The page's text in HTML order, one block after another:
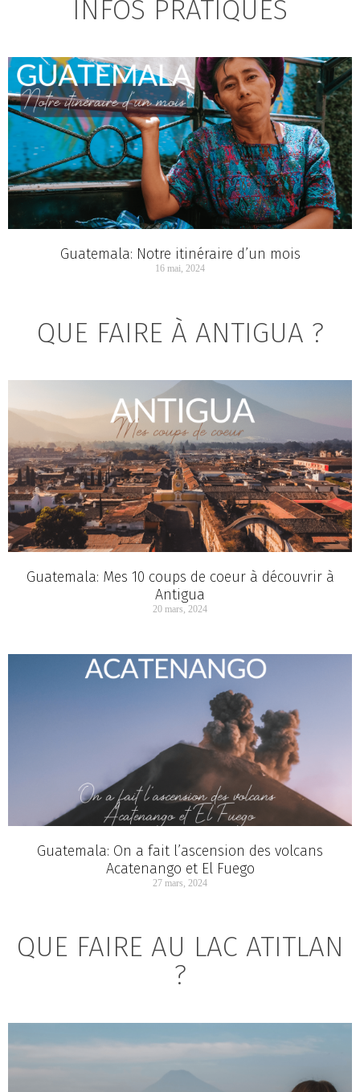
INFOS PRATIQUES
Guatemala: Notre itinéraire d’un mois
16 mai, 2024
QUE FAIRE À ANTIGUA ?
Guatemala: Mes 10 coups de coeur à découvrir à
Antigua
20 mars, 2024
Guatemala: On a fait l’ascension des volcans
Acatenango et El Fuego
27 mars, 2024
QUE FAIRE AU LAC ATITLAN
?